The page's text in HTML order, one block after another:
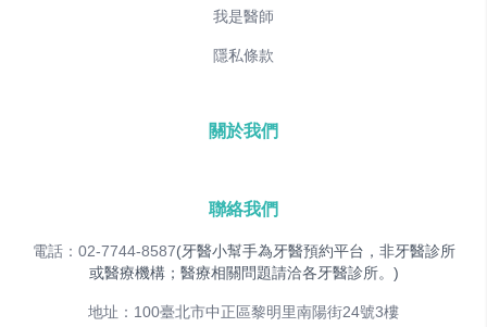
我是醫師
隱私條款
關於我們
聯絡我們
電話：02-7744-8587(牙醫小幫手為牙醫預約平台，非牙醫診所
或醫療機構；醫療相關問題請洽各牙醫診所。)
地址：100臺北市中正區黎明里南陽街24號3樓